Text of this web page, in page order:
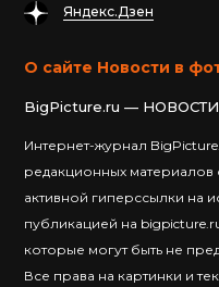
Яндекс.Дзен
О сайте Новости в
BigPicture.ru —
Интернет-журнал
редакционных материалов
активной гиперссылки на
публикацией на
которые могут быть не
Все права на картинки и